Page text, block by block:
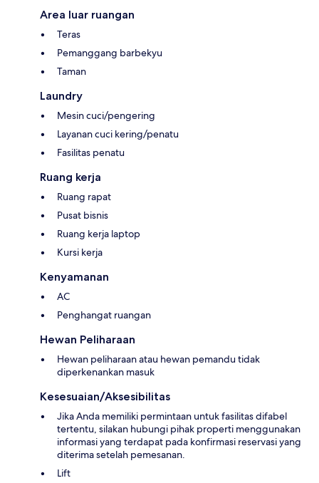
Area luar ruangan
Teras
Pemanggang barbekyu
Taman
Laundry
Mesin cuci/pengering
Layanan cuci kering/penatu
Fasilitas penatu
Ruang kerja
Ruang rapat
Pusat bisnis
Ruang kerja laptop
Kursi kerja
Kenyamanan
AC
Penghangat ruangan
Hewan Peliharaan
Hewan peliharaan atau hewan pemandu tidak
diperkenankan masuk
Kesesuaian/Aksesibilitas
Jika Anda memiliki permintaan untuk fasilitas difabel
tertentu, silakan hubungi pihak properti menggunakan
informasi yang terdapat pada konfirmasi reservasi yang
diterima setelah pemesanan.
Lift